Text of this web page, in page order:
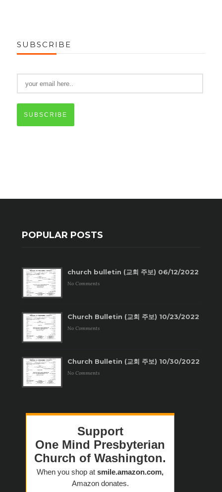
SUBSCRIBE
SUBSCRIBE
POPULAR POSTS
church bulletin (교회 주보) 06/12/2022
No Comments
Church Bulletin (교회 주보) 10/23/2022
No Comments
Church Bulletin (교회 주보) 10/30/2022
No Comments